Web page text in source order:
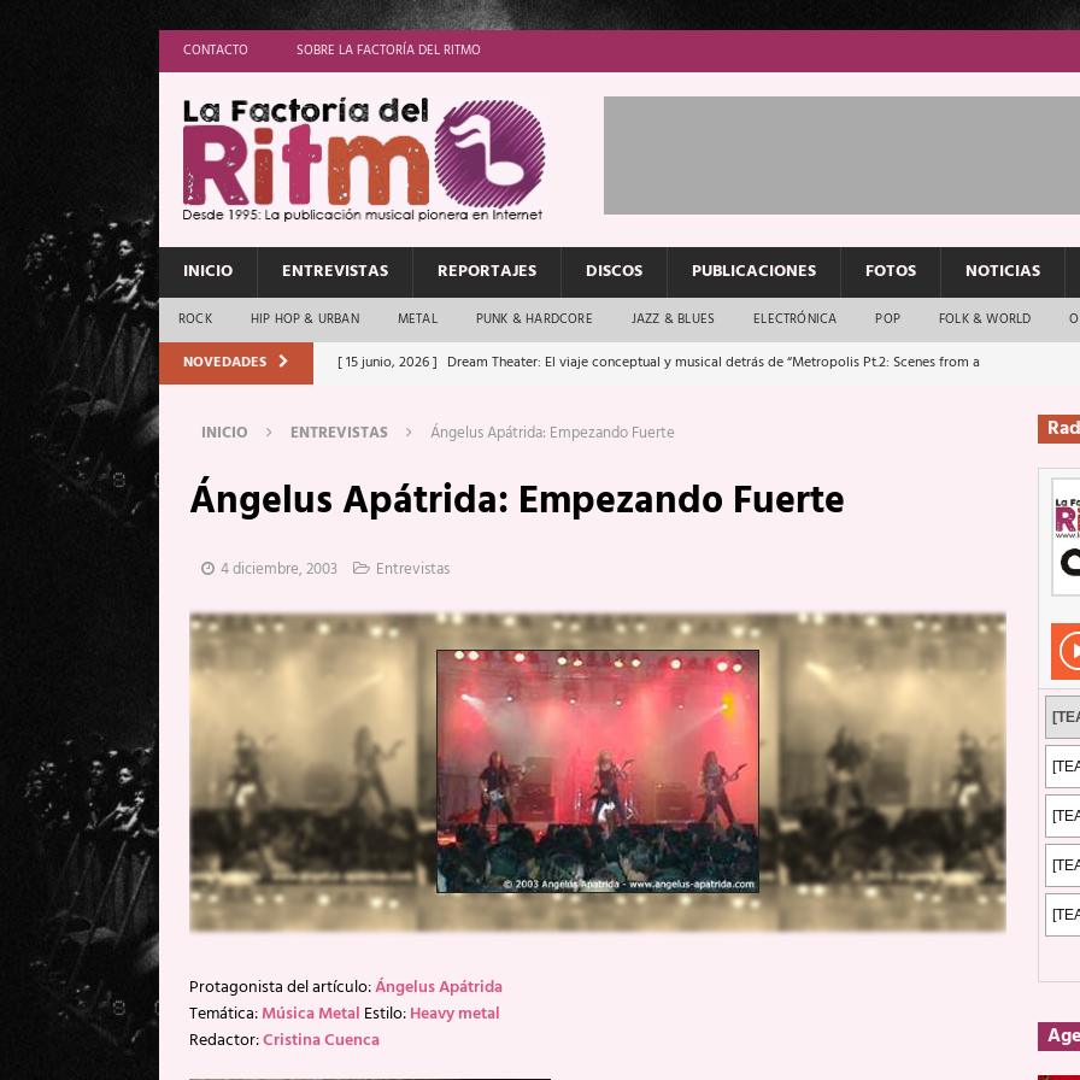
CONTACTO SOBRE LA FACTORÍA DEL RITMO
INICIO ENTREVISTAS REPORTAJES DISCOS PUBLICACIONES FOTOS NOTICIAS
ROCK HIP HOP & URBAN METAL PUNK & HARDCORE JAZZ & BLUES ELECTRÓNICA POP FOLK & WORLD
NOVEDADES [ 15 junio, 2026 ] Dream Theater: El viaje conceptual y musical detrás de “Metropolis Pt.2: Scenes from a
[ 1 junio, 2026 ] Ave Exsilyum, los que van a escucharte te saludan
[ 20 mayo, 2026 ]
XpresidentX: Rockeros certificados
ENTREVISTAS
[ 5 agosto, 2026 ] Florent Gorges: La historia de Nintendo Vol. 2 PUBLICACIONES
INICIO ENTREVISTAS Ángelus Apátrida: Empezando Fuerte
Ángelus Apátrida: Empezando Fuerte
4 diciembre, 2003 Entrevistas
Protagonista del artículo:Ángelus Apátrida
Temática:Música Metal Estilo:Heavy metal
Redactor:Cristina Cuenca